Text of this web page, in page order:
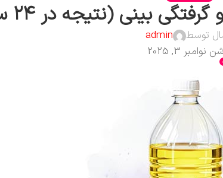
بینی (نتیجه در ۲۴ ساعت)
توسط
admin
نوامبر 3, 2025